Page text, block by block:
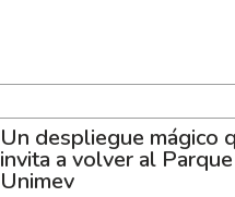
Un despliegue mágico
invita a volver al Parque
Unimev